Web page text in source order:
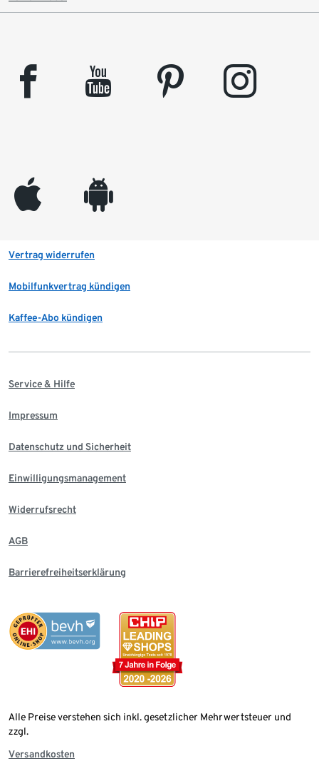
facebook youtube pinterest instagram
appleinc android
Vertrag widerrufen
Mobilfunkvertrag kündigen
Kaffee-Abo kündigen
Service & Hilfe
Impressum
Datenschutz und Sicherheit
Einwilligungsmanagement
Widerrufsrecht
AGB
Barrierefreiheitserklärung
Alle Preise verstehen sich inkl. gesetzlicher Mehrwertsteuer und
zzgl.
Versandkosten